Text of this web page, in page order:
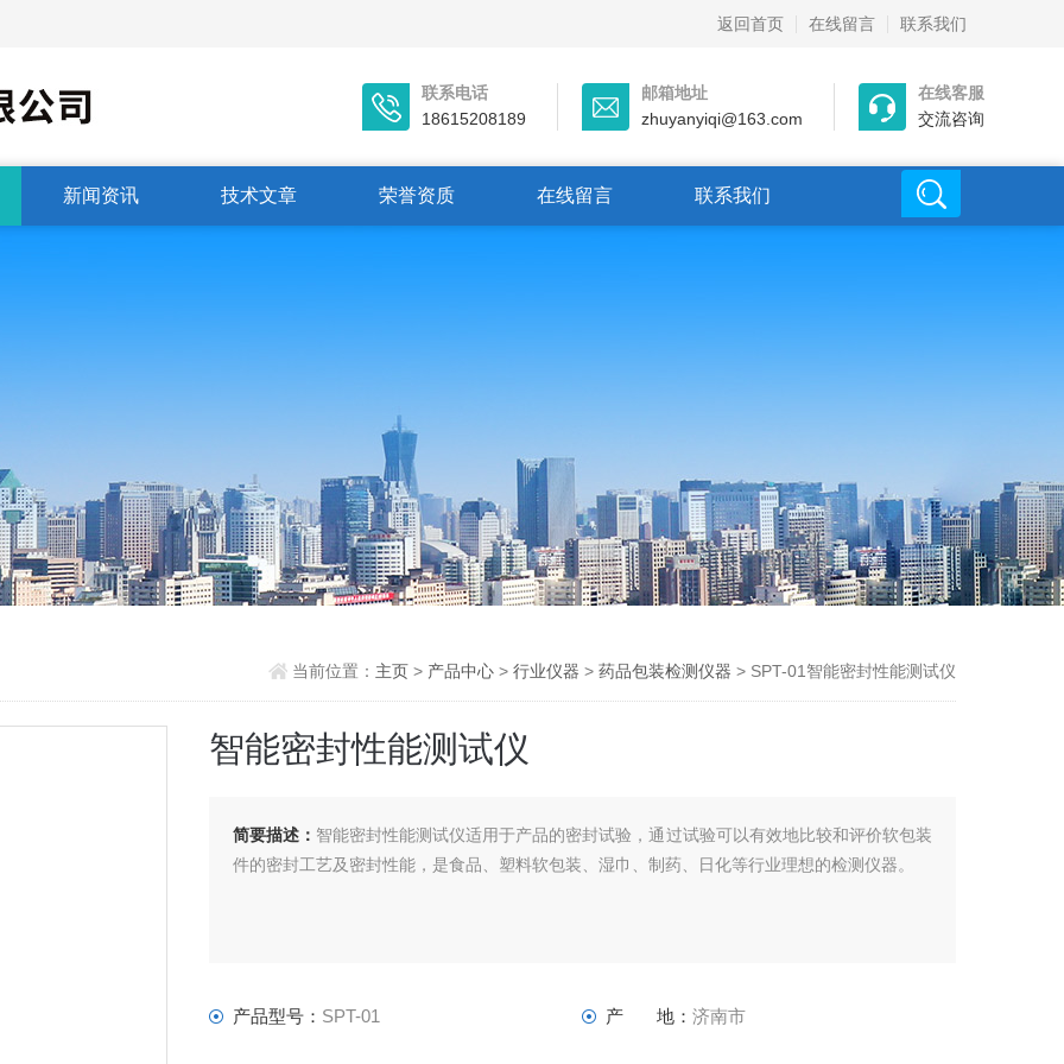
返回首页 在线留言 联系我们
联系电话
18615208189
邮箱地址
zhuyanyiqi@163.com
在线客服
交流咨询
新闻资讯 技术文章 荣誉资质 在线留言 联系我们
当前位置： 主页 > 产品中心> 行业仪器 > 药品包装检测仪器 > SPT-01智能密封性能测试仪
智能密封性能测试仪
简要描述： 智能密封性能测试仪适用于产品的密封试验，通过试验可以有效地比较和评价软包装
件的密封工艺及密封性能，是食品、塑料软包装、湿巾、制药、日化等行业理想的检测仪器。
产品型号： SPT-01 产 地：济南市